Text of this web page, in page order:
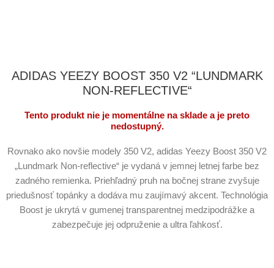
ADIDAS YEEZY BOOST 350 V2 “LUNDMARK
NON-REFLECTIVE“
Tento produkt nie je momentálne na sklade a je preto
nedostupný.
Rovnako ako novšie modely 350 V2, adidas Yeezy Boost 350 V2
„Lundmark Non-reflective“ je vydaná v jemnej letnej farbe bez
zadného remienka. Priehľadný pruh na bočnej strane zvyšuje
priedušnosť topánky a dodáva mu zaujímavý akcent. Technológia
Boost je ukrytá v gumenej transparentnej medzipodrážke a
zabezpečuje jej odpruženie a ultra ľahkosť.